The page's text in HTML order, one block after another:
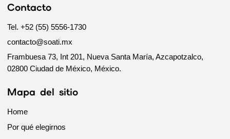
Contacto
Tel. +52 (55) 5556-1730
contacto@soati.mx
Frambuesa 73, Int 201, Nueva Santa María, Azcapotzalco,
02800 Ciudad de México, México.
Mapa del sitio
Home
Por qué elegirnos